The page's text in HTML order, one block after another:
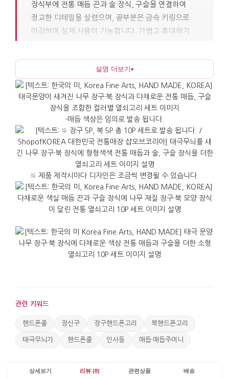
장식부에 전통 매듭 끈과 술 장식, 구슬을 연결하여
정교한 디테일을 살렸으며, 끝부분은 금속 키링으로
마감하여 실제 사용이 가능합니다. 가볍고 휴대하기
드러나는 것이 특징입니다. 10개가 한 세트로
구성되어 있어 단체로 나누어 드리기에 적합하며, 선물
준비 시간을 크게 줄일 수 있습니다.
장구와 북은 농악과 풍물 등 여러 전통 연희에서
리듬을 이끄는 악기로, 함께 어울려 소리를 만드는
악기라는 점에서 '함께함'과 '에너지'의 의미를 담고
있습니다. 태극 문양은 음과 양의 조화를 나타내는
상징으로 널리 알려져 있어, 한국을 처음 접하는
사람도 한눈에 한국 기념품임을 알아볼 수 있습니다.
매듭 장식은 실을 엮어 뜻을 담는 한국 전통 공예에서
이어진 요소로, 작은 소품 속에 한국적인 장식 감각을
담아냅니다.
교환학생 환영 행사, 세미나 웰컴 기프트, 해외 방문
일정의 답례 등 여러 명에게 고르게 전해야 하는
장식품으로도 손색이 없습니다. 과자나 엽서와 달리
의미가 오랫동안 기억될 수 있습니다.
설명 더보기▾
-매듭 색상은 임의로 발송 됩니다.
※ 제품 제작시마다 디자인은 조금씩 변경될 수 있습니다.
관련 키워드
핸드폰줄 장신구 장구핸드폰고리 북핸드폰고리
태극무늬가 핸드폰줄 인사동 매듭·매듭주머니
상세보기 리뷰 (8) 관련상품 배송